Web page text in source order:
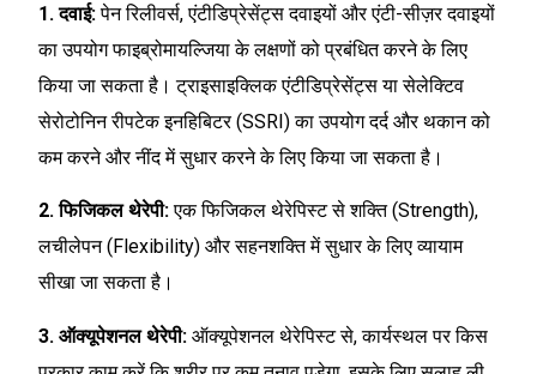
1. दवाई:पेन रिलीवर्स, एंटीडिप्रेसेंट्स दवाइयों और एंटी-सीज़र दवाइयों
का उपयोग फाइब्रोमायल्जिया के लक्षणों को प्रबंधित करने के लिए
किया जा सकता है। ट्राइसाइक्लिक एंटीडिप्रेसेंट्स या सेलेक्टिव
सेरोटोनिन रीपटेक इनहिबिटर (SSRI) का उपयोग दर्द और थकान को
कम करने और नींद में सुधार करने के लिए किया जा सकता है।
2. फिजिकल थेरेपी:एक फिजिकल थेरेपिस्ट से शक्ति (Strength),
लचीलेपन (Flexibility) और सहनशक्ति में सुधार के लिए व्यायाम
सीखा जा सकता है।
3. ऑक्यूपेशनल थेरेपी: ऑक्यूपेशनल थेरेपिस्ट से, कार्यस्थल पर किस